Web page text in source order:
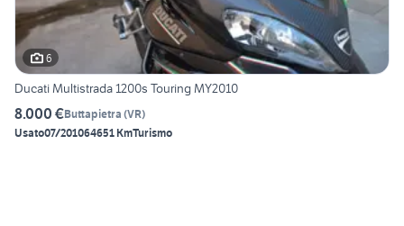
6
Ducati Multistrada 1200s Touring MY2010
8.000 €Buttapietra (VR)
Usato07/201064651 KmTurismo